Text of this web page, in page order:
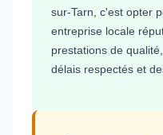
sur-Tarn, c'est opter
entreprise locale
prestations de
délais respectés et